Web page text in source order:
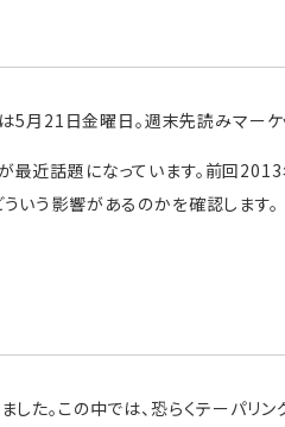
5月21日金曜日。週末先読みマーケ
最近話題になっています。前回
いう影響があるのかを確認します。
た。この中では、恐らくテーパリ